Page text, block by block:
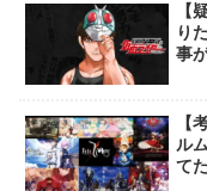
【
り
事
【
ル
て